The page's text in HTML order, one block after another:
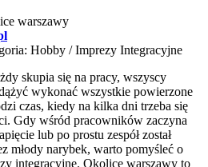
Hobby / Imprezy Integracyjne
skupia się na pracy, wszyscy
wykonać wszystkie powierzone
czas, kiedy na kilka dni trzeba się
Gdy wśród pracowników zaczyna
lub po prostu zespół został
młody narybek, warto pomyśleć o
integracyjne. Okolice warszawy to